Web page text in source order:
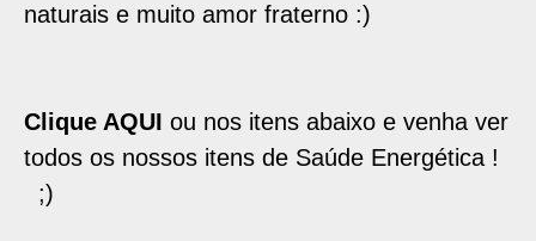
naturais e muito amor fraterno :)
Clique AQUI ou nos itens abaixo e venha ver
todos os nossos itens de Saúde Energética !
;)